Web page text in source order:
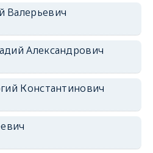
Валерьевич
Александрович
Константинович